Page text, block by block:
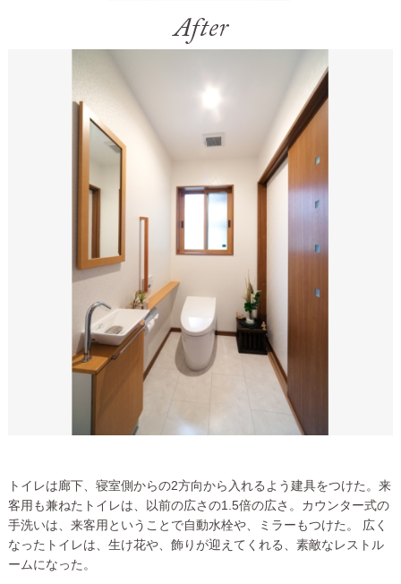
トイレは廊下、寝室側からの2方向から入れるよう建具をつけた。来
客用も兼ねたトイレは、以前の広さの1.5倍の広さ。カウンター式の
手洗いは、来客用ということで自動水栓や、ミラーもつけた。 広く
なったトイレは、生け花や、飾りが迎えてくれる、素敵なレストル
ームになった。